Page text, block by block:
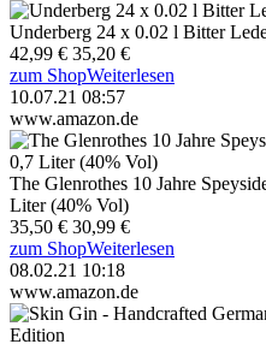
Underberg 24 x 0.02 l Bitter
42,99 € 35,20 €
zum ShopWeiterlesen
10.07.21 08:57
www.amazon.de
The Glenrothes 10 Jahre
Liter (40% Vol)
35,50 € 30,99 €
zum ShopWeiterlesen
08.02.21 10:18
www.amazon.de